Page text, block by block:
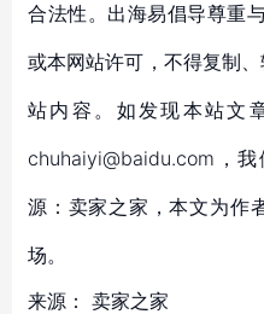
合法性。出海易倡导尊重
或本网站许可，不得复制
站内容。如发现本站文
chuhaiyi@baidu.com，
源：卖家之家，本文为作
场。
来源： 卖家之家